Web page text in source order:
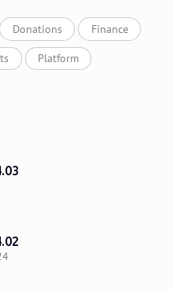
Donations Finance
Platform